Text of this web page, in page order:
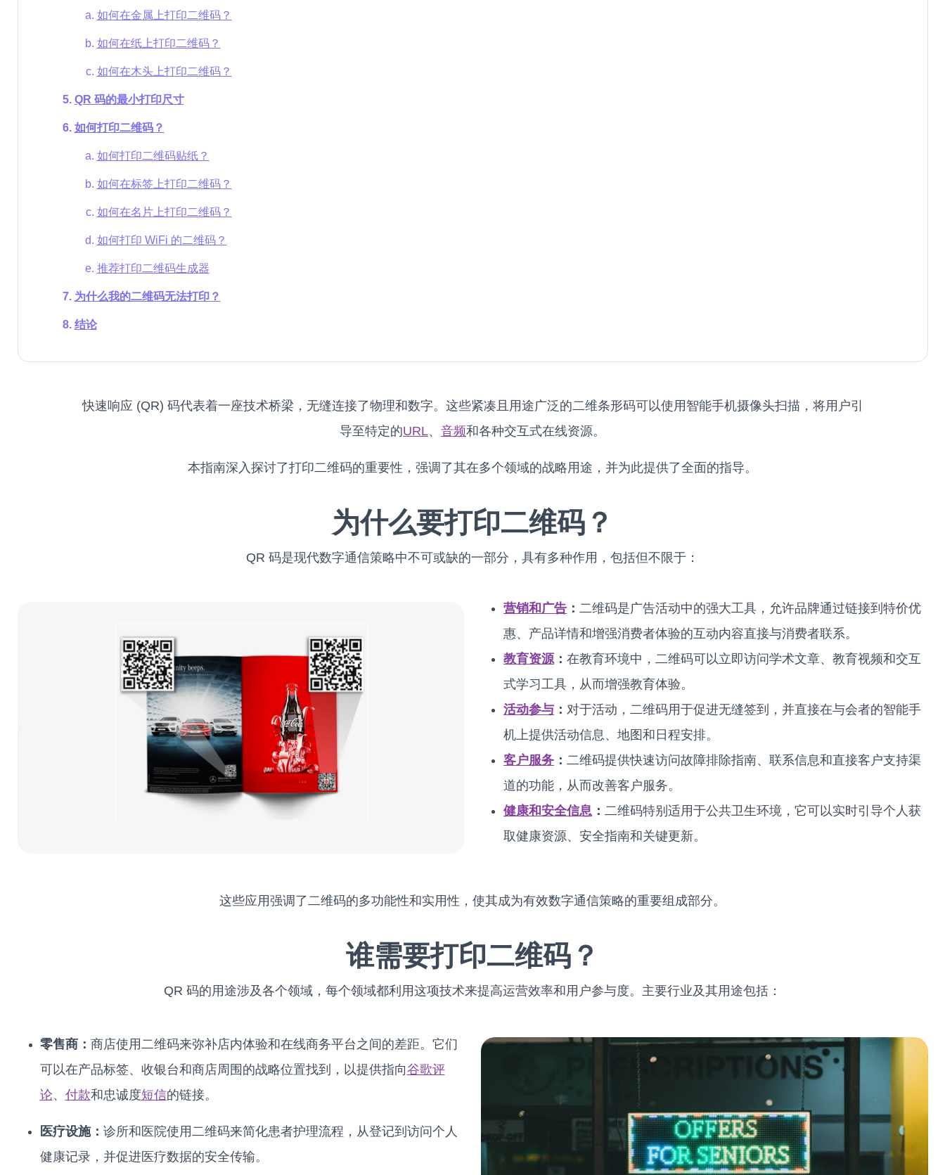
如何在金属上打印二维码？
如何在纸上打印二维码？
如何在木头上打印二维码？
QR 码的最小打印尺寸
如何打印二维码？
如何打印二维码贴纸？
如何在标签上打印二维码？
如何在名片上打印二维码？
如何打印 WiFi 的二维码？
推荐打印二维码生成器
为什么我的二维码无法打印？
结论
快速响应 (QR) 码代表着一座技术桥梁，无缝连接了物理和数字。这些紧凑且用途广泛的二维条形码可以使用智能手机摄像头扫描，将用户引
导至特定的URL、 音频和各种交互式在线资源。
本指南深入探讨了打印二维码的重要性，强调了其在多个领域的战略用途，并为此提供了全面的指导。
为什么要打印二维码？
QR 码是现代数字通信策略中不可或缺的一部分，具有多种作用，包括但不限于：
营销和广告 ： 二维码是广告活动中的强大工具，允许品牌通过链接到特价优
惠、产品详情和增强消费者体验的互动内容直接与消费者联系。
教育资源： 在教育环境中，二维码可以立即访问学术文章、教育视频和交互
式学习工具，从而增强教育体验。
活动参与 ： 对于活动，二维码用于促进无缝签到，并直接在与会者的智能手
机上提供活动信息、地图和日程安排。
客户服务 ： 二维码提供快速访问故障排除指南、联系信息和直接客户支持渠
道的功能，从而改善客户服务。
健康和安全信息 ： 二维码特别适用于公共卫生环境，它可以实时引导个人获
取健康资源、安全指南和关键更新。
这些应用强调了二维码的多功能性和实用性，使其成为有效数字通信策略的重要组成部分。
谁需要打印二维码？
QR 码的用途涉及各个领域，每个领域都利用这项技术来提高运营效率和用户参与度。主要行业及其用途包括：
零售商： 商店使用二维码来弥补店内体验和在线商务平台之间的差距。它们
可以在产品标签、收银台和商店周围的战略位置找到，以提供指向谷歌评
论、 付款和忠诚度短信的链接。
医疗设施： 诊所和医院使用二维码来简化患者护理流程，从登记到访问个人
健康记录，并促进医疗数据的安全传输。